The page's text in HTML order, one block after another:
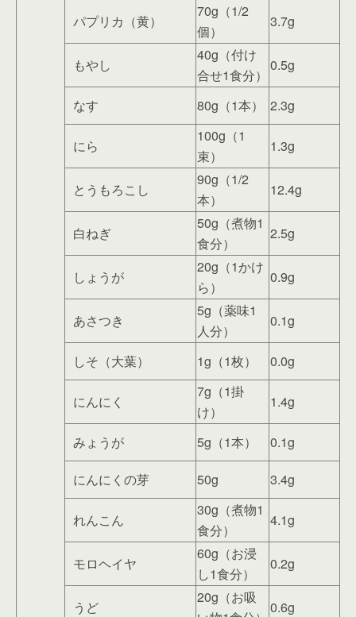
パプリカ（黄）
70g（1/2
個）
3.7g
もやし
40g（付け
合せ1食分）
0.5g
なす 80g（1本） 2.3g
にら
100g（1
束）
1.3g
とうもろこし
90g（1/2
本）
12.4g
白ねぎ
50g（煮物1
食分）
2.5g
しょうが
20g（1かけ
ら）
0.9g
あさつき
5g（薬味1
人分）
0.1g
しそ（大葉） 1g（1枚） 0.0g
にんにく
7g（1掛
け）
1.4g
みょうが 5g（1本） 0.1g
にんにくの芽 50g 3.4g
れんこん
30g（煮物1
食分）
4.1g
モロヘイヤ
60g（お浸
し1食分）
0.2g
うど
20g（お吸
0.6g